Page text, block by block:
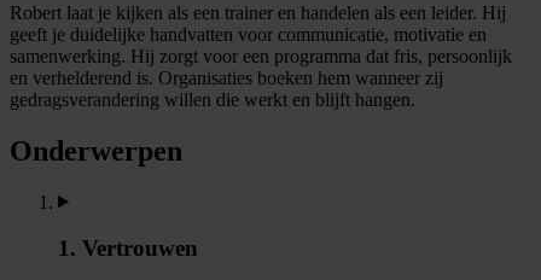
Robert laat je kijken als een trainer en handelen als een leider. Hij
geeft je duidelijke handvatten voor communicatie, motivatie en
samenwerking. Hij zorgt voor een programma dat fris, persoonlijk
en verhelderend is. Organisaties boeken hem wanneer zij
gedragsverandering willen die werkt en blijft hangen.
Onderwerpen
1. Vertrouwen